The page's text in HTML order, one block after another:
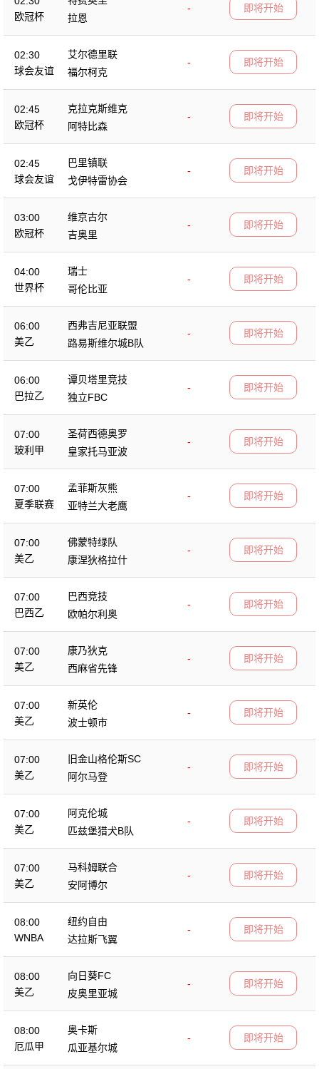
欧冠杯
-
拉恩
即将开始
02:30
球会友谊
艾尔德里联
-
福尔柯克
即将开始
02:45
欧冠杯
克拉克斯维克
-
阿特比森
即将开始
02:45
球会友谊
巴里镇联
-
戈伊特雷协会
即将开始
03:00
欧冠杯
维京古尔
-
吉奥里
即将开始
04:00
世界杯
瑞士
-
哥伦比亚
即将开始
06:00
美乙
西弗吉尼亚联盟
-
路易斯维尔城B队
即将开始
06:00
巴拉乙
谭贝塔里竞技
-
独立FBC
即将开始
07:00
玻利甲
圣荷西德奥罗
-
皇家托马亚波
即将开始
07:00
夏季联赛
孟菲斯灰熊
-
亚特兰大老鹰
即将开始
07:00
美乙
佛蒙特绿队
-
康涅狄格拉什
即将开始
07:00
巴西乙
巴西竞技
-
欧帕尔利奥
即将开始
07:00
美乙
康乃狄克
-
西麻省先锋
即将开始
07:00
美乙
新英伦
-
波士顿市
即将开始
07:00
美乙
旧金山格伦斯SC
-
阿尔马登
即将开始
07:00
美乙
阿克伦城
-
匹兹堡猎犬B队
即将开始
07:00
美乙
马科姆联合
-
安阿博尔
即将开始
08:00
WNBA
纽约自由
-
达拉斯飞翼
即将开始
08:00
美乙
向日葵FC
-
皮奥里亚城
即将开始
08:00
厄瓜甲
奥卡斯
-
瓜亚基尔城
即将开始